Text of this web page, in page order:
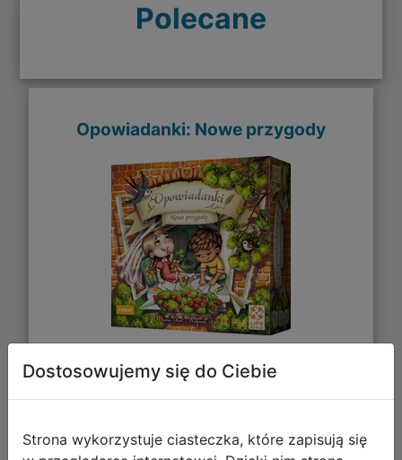
Polecane
Opowiadanki: Nowe przygody
39,67 zł
Dostosowujemy się do Ciebie
Strona wykorzystuje ciasteczka, które zapisują się